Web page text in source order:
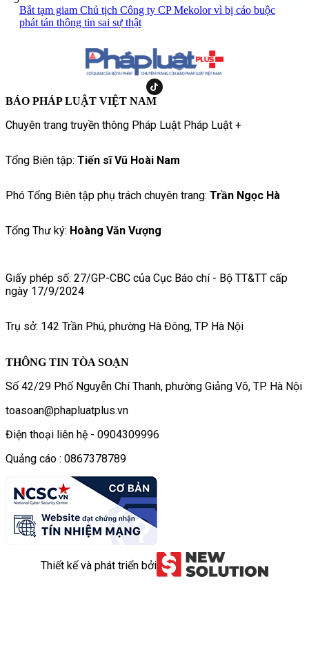
Bắt tạm giam Chủ tịch Công ty CP Mekolor vì bị cáo buộc
phát tán thông tin sai sự thật
BÁO PHÁP LUẬT VIỆT NAM
Chuyên trang truyền thông Pháp Luật Pháp Luật +
Tổng Biên tập: Tiến sĩ Vũ Hoài Nam
Phó Tổng Biên tập phụ trách chuyên trang: Trần Ngọc Hà
Tổng Thư ký: Hoàng Văn Vượng
Giấy phép số: 27/GP-CBC của Cục Báo chí - Bộ TT&TT cấp
ngày 17/9/2024
Trụ sở: 142 Trần Phú, phường Hà Đông, TP Hà Nội
THÔNG TIN TÒA SOẠN
Số 42/29 Phố Nguyễn Chí Thanh, phường Giảng Võ, TP. Hà Nội
toasoan@phapluatplus.vn
Điện thoại liên hệ - 0904309996
Quảng cáo : 0867378789
Thiết kế và phát triển bởi